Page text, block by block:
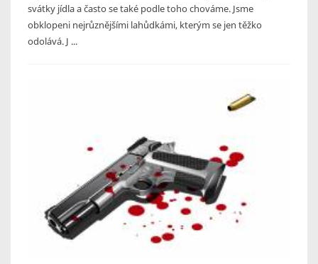
svátky jídla a často se také podle toho chováme. Jsme
obklopeni nejrůznějšími lahůdkámi, kterým se jen těžko
odolává. J ...